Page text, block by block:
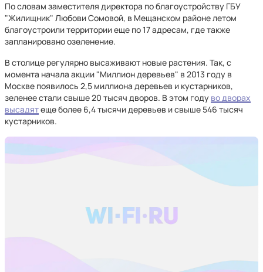
По словам заместителя директора по благоустройству ГБУ
"Жилищник" Любови Сомовой, в Мещанском районе летом
благоустроили территории еще по 17 адресам, где также
запланировано озеленение.
В столице регулярно высаживают новые растения. Так, с
момента начала акции "Миллион деревьев" в 2013 году в
Москве появилось 2,5 миллиона деревьев и кустарников,
зеленее стали свыше 20 тысяч дворов. В этом году во дворах
высадятеще более 6,4 тысячи деревьев и свыше 546 тысяч
кустарников.